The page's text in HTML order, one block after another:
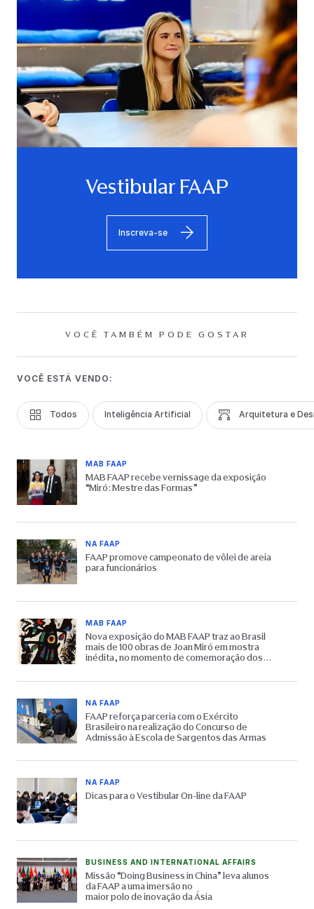
Vestibular FAAP
Inscreva-se
VOCÊ TAMBÉM PODE GOSTAR
VOCÊ ESTÁ VENDO:
Todos Inteligência Artificial Arquitetura e
MAB FAAP
MAB FAAP recebe vernissage da exposição
“Miró: Mestre das Formas”
NA FAAP
FAAP promove campeonato de vôlei de areia
para funcionários
MAB FAAP
Nova exposição do MAB FAAP traz ao Brasil
mais de 100 obras de Joan Miró em mostra
inédita, no momento de comemoração dos
NA FAAP
FAAP reforça parceria com o Exército
Brasileiro na realização do Concurso de
Admissão à Escola de Sargentos das Armas
NA FAAP
Dicas para o Vestibular On-line da FAAP
BUSINESS AND INTERNATIONAL AFFAIRS
Missão “Doing Business in China” leva alunos
da FAAP a uma imersão no
maior polo de inovação da Ásia